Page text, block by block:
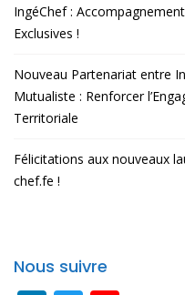
IngéChef :
Exclusives !
Nouveau Partenariat entre
Mutualiste : Renforcer
Territoriale
Félicitations aux nouveaux
chef.fe !
Nous suivre